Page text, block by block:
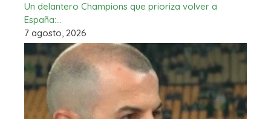
Un delantero Champions que prioriza volver a
España:…
7 agosto, 2026